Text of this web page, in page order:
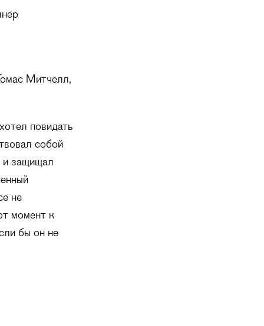
Митчелл,
повидать
собой
и защищал
не
момент к
бы он не